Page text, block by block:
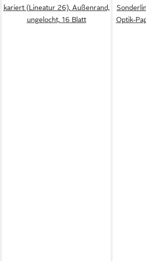
kariert (Lineatur 26), Außenrand,
ungelocht, 16 Blatt
Optik-